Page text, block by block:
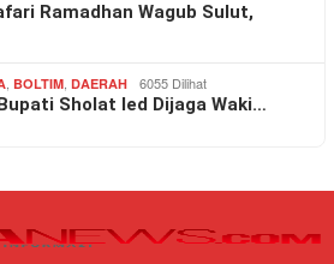
Ramadhan Wagub Sulut,
BOLTIM DAERAH 6055 Dilihat
Sholat Ied Dijaga Waki…